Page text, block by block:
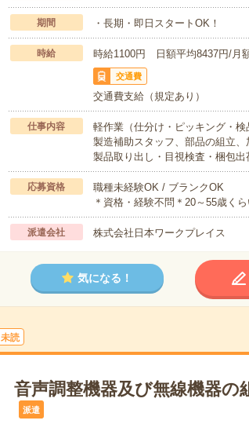
期間 ・長期・即日スタートOK！
時給 時給1100円 日額平均8437円/月
交通費
交通費支給（規定あり）
仕事内容
軽作業（仕分け・ピッキング・検
製造補助スタッフ、部品の組立
製品取り出し・目視検査・梱包
応募資格
職種未経験OK / ブランクOK
＊資格・経験不問＊20～55歳く
派遣会社 株式会社日本ワークプレイス
気になる！
未読
音声調整機器及び無線機器の
派遣